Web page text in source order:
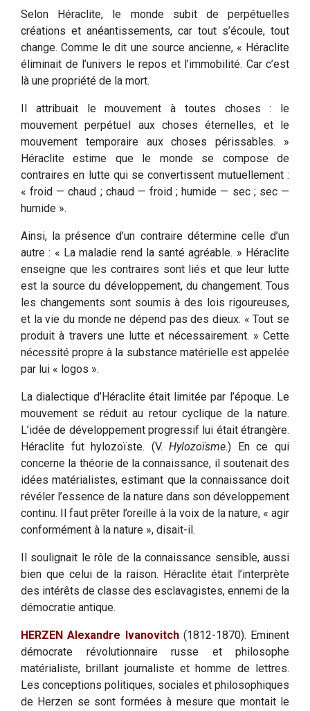
Selon Héraclite, le monde subit de perpétuelles
créations et anéantissements, car tout s’écoule, tout
change. Comme le dit une source ancienne, « Héraclite
éliminait de l’univers le repos et l’immobilité. Car c’est
là une propriété de la mort.
Il attribuait le mouvement à toutes choses : le
mouvement perpétuel aux choses éternelles, et le
mouvement temporaire aux choses périssables. »
Héraclite estime que le monde se compose de
contraires en lutte qui se convertissent mutuellement :
« froid — chaud ; chaud — froid ; humide — sec ; sec —
humide ».
Ainsi, la présence d’un contraire détermine celle d’un
autre : « La maladie rend la santé agréable. » Héraclite
enseigne que les contraires sont liés et que leur lutte
est la source du développement, du changement. Tous
les changements sont soumis à des lois rigoureuses,
et la vie du monde ne dépend pas des dieux. « Tout se
produit à travers une lutte et nécessairement. » Cette
nécessité propre à la substance matérielle est appelée
par lui « logos ».
La dialectique d’Héraclite était limitée par l’époque. Le
mouvement se réduit au retour cyclique de la nature.
L’idée de développement progressif lui était étrangère.
Héraclite fut hylozoïste. (V.Hylozoïsme.) En ce qui
concerne la théorie de la connaissance, il soutenait des
idées matérialistes, estimant que la connaissance doit
révéler l’essence de la nature dans son développement
continu. Il faut prêter l’oreille à la voix de la nature, « agir
conformément à la nature », disait-il.
Il soulignait le rôle de la connaissance sensible, aussi
bien que celui de la raison. Héraclite était l’interprète
des intérêts de classe des esclavagistes, ennemi de la
démocratie antique.
HERZEN Alexandre Ivanovitch (1812-1870). Eminent
démocrate révolutionnaire russe et philosophe
matérialiste, brillant journaliste et homme de lettres.
Les conceptions politiques, sociales et philosophiques
de Herzen se sont formées à mesure que montait le